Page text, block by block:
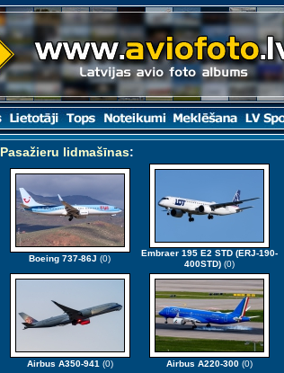
Pasažieru lidmašīnas:
Boeing 737-86J (0)
Embraer 195 E2 STD (ERJ-190-
400STD) (0)
Airbus A350-941 (0) Airbus A220-300 (0)